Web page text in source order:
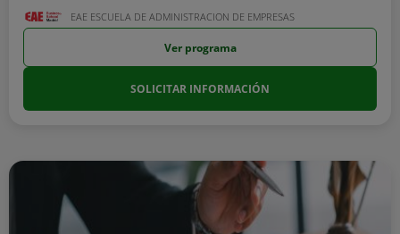
EAE ESCUELA DE ADMINISTRACION DE EMPRESAS
Ver programa
SOLICITAR INFORMACIÓN